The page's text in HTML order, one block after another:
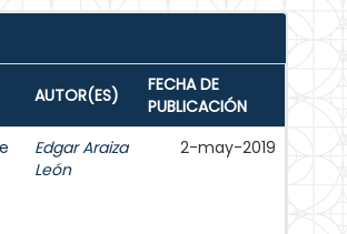
AUTOR(ES)
FECHA DE
PUBLICACIÓN
Edgar Araiza
León
2-may-2019